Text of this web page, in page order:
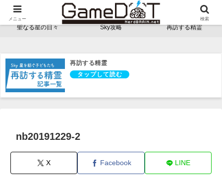
NerdBRAINゲーム支部 - ゲームドット -
聖なる星の日々 Sky攻略 再訪する精霊
再訪する精霊
nb20191229-2
X Facebook LINE
メニュー 検索